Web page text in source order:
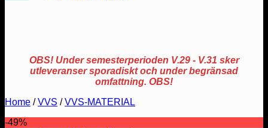
OBS! Under semesterperioden V.29 - V.31 sker
utleveranser sporadiskt och under begränsad
omfattning. OBS!
Home / VVS / VVS-MATERIAL
-49%